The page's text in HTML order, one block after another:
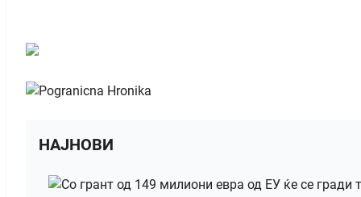
НАЈНОВИ